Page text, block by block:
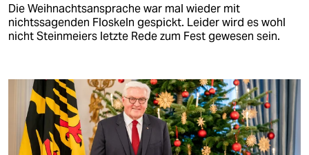
Die Weihnachtsansprache war mal wieder mit
nichtssagenden Floskeln gespickt. Leider wird es wohl
nicht Steinmeiers letzte Rede zum Fest gewesen sein.